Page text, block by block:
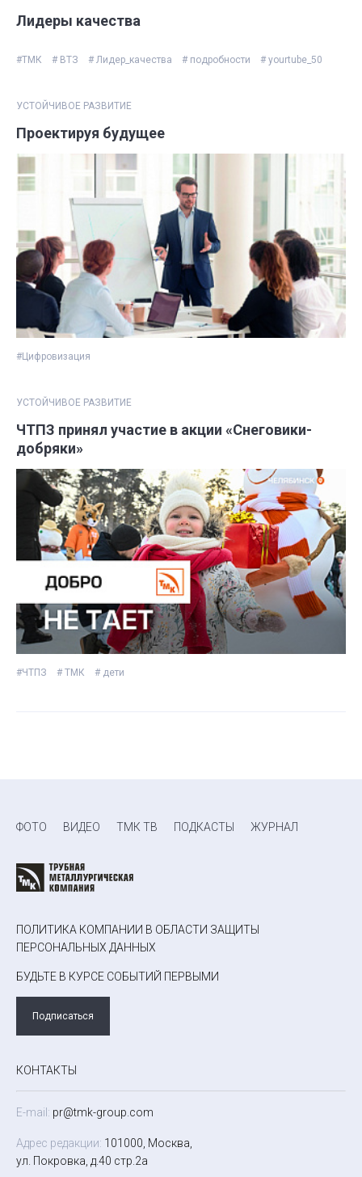
Лидеры качества
#ТМК # ВТЗ # Лидер_качества # подробности # yourtube_50
УСТОЙЧИВОЕ РАЗВИТИЕ
Проектируя будущее
#Цифровизация
УСТОЙЧИВОЕ РАЗВИТИЕ
ЧТПЗ принял участие в акции «Снеговики-
добряки»
#ЧТПЗ # ТМК # дети
ФОТО ВИДЕО ТМК ТВ ПОДКАСТЫ ЖУРНАЛ
ПОЛИТИКА КОМПАНИИ В ОБЛАСТИ ЗАЩИТЫ
ПЕРСОНАЛЬНЫХ ДАННЫХ
БУДЬТЕ В КУРСЕ СОБЫТИЙ ПЕРВЫМИ
Подписаться
КОНТАКТЫ
E-mail: pr@tmk-group.com
Адрес редакции: 101000, Москва,
ул. Покровка, д.40 стр.2а